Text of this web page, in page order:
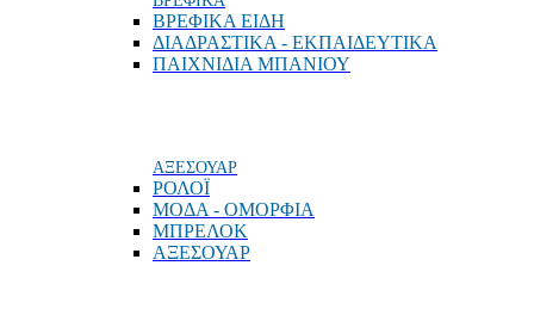
ΒΡΕΦΙΚΑ ΕΙΔΗ
ΔΙΑΔΡΑΣΤΙΚΑ - ΕΚΠΑΙΔΕΥΤΙΚΑ
ΠΑΙΧΝΙΔΙΑ ΜΠΑΝΙΟΥ
ΑΞΕΣΟΥΑΡ
ΡΟΛΟΪ
ΜΟΔΑ - ΟΜΟΡΦΙΑ
ΜΠΡΕΛΟΚ
ΑΞΕΣΟΥΑΡ